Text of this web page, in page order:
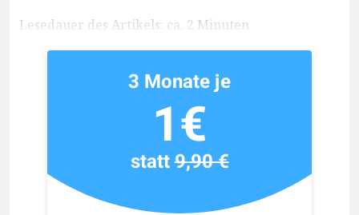
Lesedauer des Artikels: ca. 2 Minuten
3 Monate je
1€
statt9,90 €